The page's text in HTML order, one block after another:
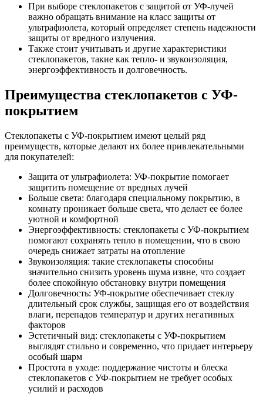
При выборе стеклопакетов с защитой от УФ-лучей
важно обращать внимание на класс защиты от
ультрафиолета, который определяет степень надежности
защиты от вредного излучения.
Также стоит учитывать и другие характеристики
стеклопакетов, такие как тепло- и звукоизоляция,
энергоэффективность и долговечность.
Преимущества стеклопакетов с УФ-
покрытием
Стеклопакеты с УФ-покрытием имеют целый ряд
преимуществ, которые делают их более привлекательными
для покупателей:
Защита от ультрафиолета: УФ-покрытие помогает
защитить помещение от вредных лучей
Больше света: благодаря специальному покрытию, в
комнату проникает больше света, что делает ее более
уютной и комфортной
Энергоэффективность: стеклопакеты с УФ-покрытием
помогают сохранять тепло в помещении, что в свою
очередь снижает затраты на отопление
Звукоизоляция: такие стеклопакеты способны
значительно снизить уровень шума извне, что создает
более спокойную обстановку внутри помещения
Долговечность: УФ-покрытие обеспечивает стеклу
длительный срок службы, защищая его от воздействия
влаги, перепадов температур и других негативных
факторов
Эстетичный вид: стеклопакеты с УФ-покрытием
выглядят стильно и современно, что придает интерьеру
особый шарм
Простота в уходе: поддержание чистоты и блеска
стеклопакетов с УФ-покрытием не требует особых
усилий и расходов